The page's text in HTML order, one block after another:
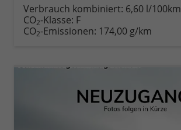
Verbrauch kombiniert: 6,60 l/100km
CO2-Klasse: F
CO2-Emissionen: 174,00 g/km